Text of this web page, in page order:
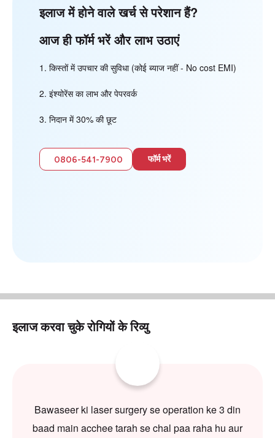
इलाज में होने वाले खर्च से परेशान हैं?
आज ही फॉर्म भरें और लाभ उठाएं
किस्तों में उपचार की सुविधा (कोई ब्याज नहीं - No cost EMI)
इंश्योरेंस का लाभ और पेपरवर्क
निदान में 30% की छूट
0806-541-7900 फॉर्म भरें
इलाज करवा चुके रोगियों के रिव्यु
Bawaseer ki laser surgery se operation ke 3 din
baad main acchee tarah se chal paa raha hu aur